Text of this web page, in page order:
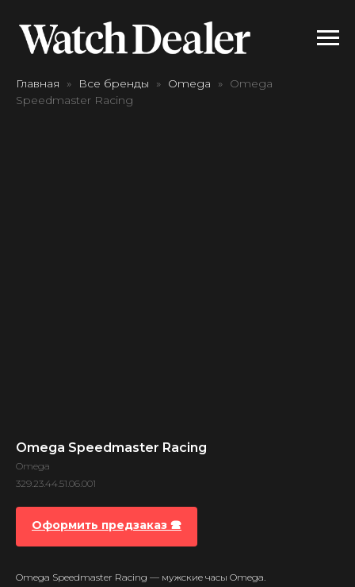
Главная Все бренды Omega
Omega
Speedmaster Racing
Omega Speedmaster Racing
Omega
329.23.44.51.06.001
Оформить предзаказ 🕿
Omega Speedmaster Racing — мужские часы Omega.